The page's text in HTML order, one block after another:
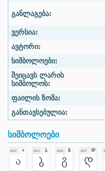
განლაგება:
ვერსია:
ავტორი:
სიმბოლოები:
შეიცავს ლარის
სიმბოლოს:
ფაილის ზომა:
განთავსებულია:
სიმბოლოები